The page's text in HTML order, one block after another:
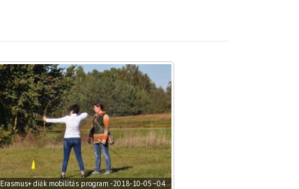
Erasmus+ diák mobilitás program -2018-10-05–04